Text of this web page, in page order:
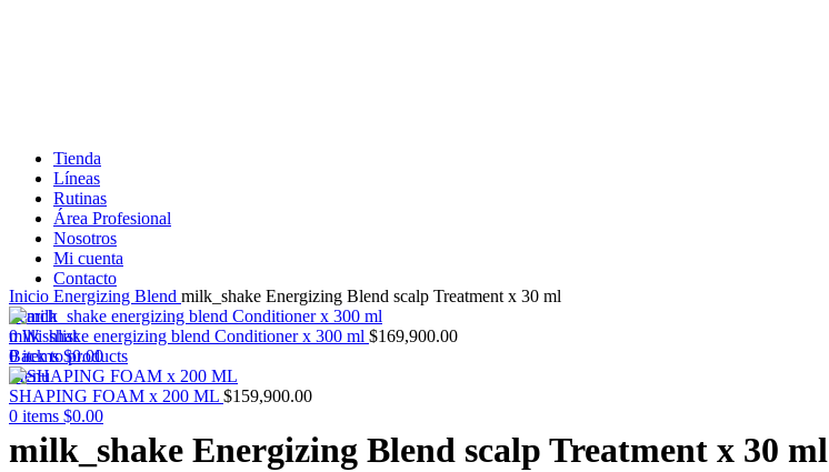
Tienda
Líneas
Rutinas
Área Profesional
Nosotros
Mi cuenta
Contacto
Search
0Wishlist
0items $0.00
Menu
0 items $0.00
Click to enlarge
Inicio Energizing Blend milk_shake Energizing Blend scalp Treatment x 30 ml
milk_shake energizing blend Conditioner x 300 ml $169,900.00
Back to products
SHAPING FOAM x 200 ML $159,900.00
milk_shake Energizing Blend scalp Treatment x 30 ml